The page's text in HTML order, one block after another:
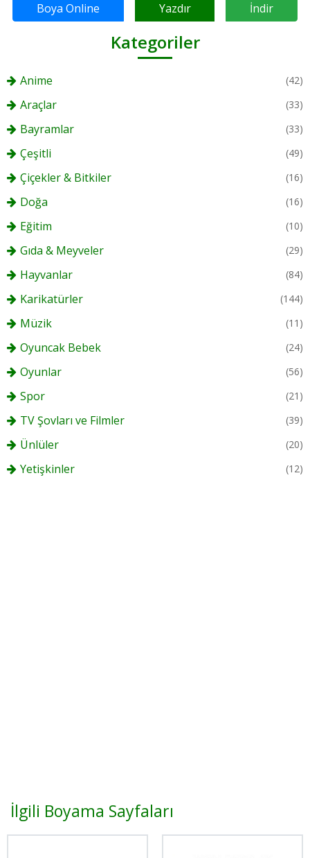
Boya Online Yazdır İndir
Kategoriler
Anime (42)
Araçlar (33)
Bayramlar (33)
Çeşitli (49)
Çiçekler & Bitkiler (16)
Doğa (16)
Eğitim (10)
Gıda & Meyveler (29)
Hayvanlar (84)
Karikatürler (144)
Müzik (11)
Oyuncak Bebek (24)
Oyunlar (56)
Spor (21)
TV Şovları ve Filmler (39)
Ünlüler (20)
Yetişkinler (12)
İlgili Boyama Sayfaları